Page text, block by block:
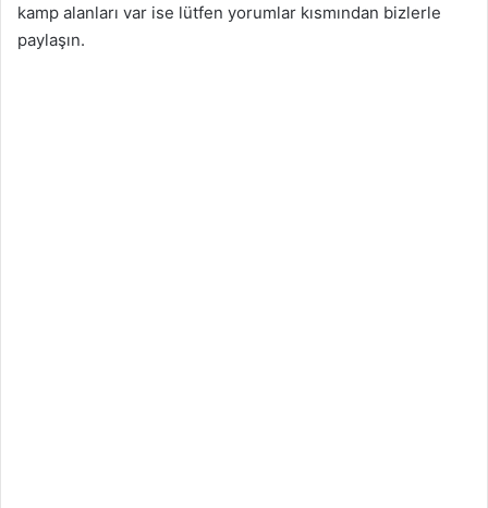
kamp alanları var ise lütfen yorumlar kısmından bizlerle
paylaşın.